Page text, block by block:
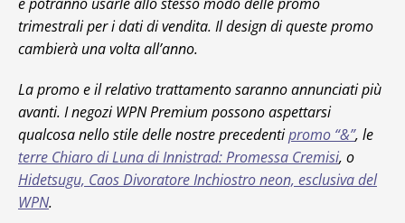
trimestrali per i dati di vendita. Il design di queste promo
cambierà una volta all’anno.
La promo e il relativo trattamento saranno annunciati più
avanti. I negozi WPN Premium possono aspettarsi
qualcosa nello stile delle nostre precedentipromo “&”, le
terre Chiaro di Luna di Innistrad: Promessa Cremisi, o
Hidetsugu, Caos Divoratore Inchiostro neon, esclusiva del
WPN.